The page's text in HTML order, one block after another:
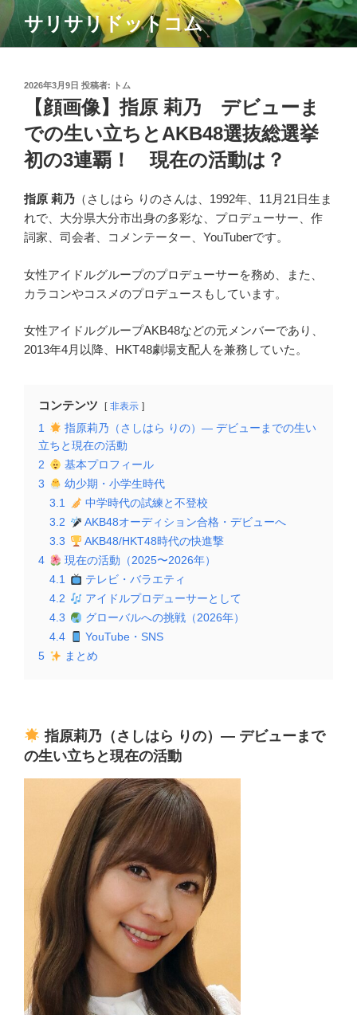
ン
テ
サリサリドットコム
投
2026年3月9日 投稿者: トム
【顔画像】指原 莉乃 デビューま
での生い立ちとAKB48選抜総選挙
初の3連覇！ 現在の活動は？
指原 莉乃 （さしはら りのさんは、1992年、11月21日生ま
れで、大分県大分市出身の多彩な、プロデューサー、作
詞家、司会者、コメンテーター、YouTuberです。
女性アイドルグループのプロデューサーを務め、また、
カラコンやコスメのプロデュースもしています。
女性アイドルグループAKB48などの元メンバーであり、
2013年4月以降、HKT48劇場支配人を兼務していた。
コンテンツ 非表示
1
指原莉乃（さしはら りの）— デビューまでの生い
立ちと現在の活動
2
基本プロフィール
3
幼少期・小学生時代
3.1
中学時代の試練と不登校
3.2
AKB48オーディション合格・デビューへ
3.3
AKB48/HKT48時代の快進撃
4
現在の活動（2025〜2026年）
4.1
テレビ・バラエティ
4.2
アイドルプロデューサーとして
4.3
グローバルへの挑戦（2026年）
4.4
YouTube・SNS
5
まとめ
指原莉乃（さしはら りの）— デビューまで
の生い立ちと現在の活動